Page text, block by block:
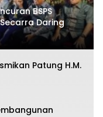
BSPS
Daring
Patung H.M.